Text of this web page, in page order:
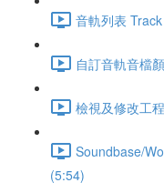
音軌列表
自訂音軌音檔
檢視及修改工
Soundbase/
(5:54)